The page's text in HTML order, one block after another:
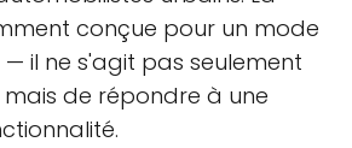
conçue pour un mode
il ne s'agit pas seulement
de répondre à une